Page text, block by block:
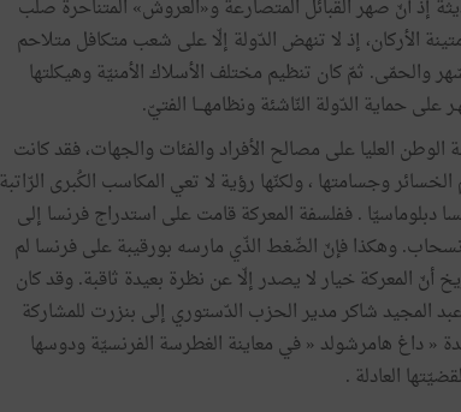
إذ أنّ صهر القبائل المتصارعة و«العروش» المتناحرة صلب
الأركان، إذ لا تنهض الدّولة إلّا على شعب متكافل متلاحم
والحمّى. ثمّ كان تنظيم مختلف الأسلاك الأمنيّة وهيكلتها
حماية الدّولة النّاشئة ونظامهـــا الفتيّ.
العليا على مصالح الأفراد والفئات والجهات، فقد كانت
وجسامتها ، ولكنّها رؤية لا تعي المكاسب الكُبرى الرّاتبة
. ففلسفة المعركة قامت على استدراج فرنسا إلى
وهكذا فإنّ الضّغط الذّي مارسه بورقيبة على فرنسا لم
أنّ المعركة خيار لا يصدر إلّا عن نظرة بعيدة ثاقبة. وقد كان
المجيد شاكر مدير الحزب الدّستوري إلى بنزرت للمشاركة
« داغ هامرشولد « في معاينة الغطرسة الفرنسيّة ودوسها
العادلة .